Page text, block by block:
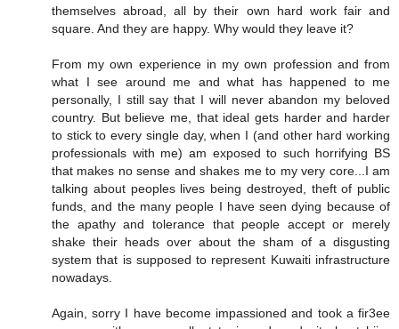
themselves abroad, all by their own hard work fair and
square. And they are happy. Why would they leave it?
From my own experience in my own profession and from
what I see around me and what has happened to me
personally, I still say that I will never abandon my beloved
country. But believe me, that ideal gets harder and harder
to stick to every single day, when I (and other hard working
professionals with me) am exposed to such horrifying BS
that makes no sense and shakes me to my very core...I am
talking about peoples lives being destroyed, theft of public
funds, and the many people I have seen dying because of
the apathy and tolerance that people accept or merely
shake their heads over about the sham of a disgusting
system that is supposed to represent Kuwaiti infrastructure
nowadays.
Again, sorry I have become impassioned and took a fir3ee